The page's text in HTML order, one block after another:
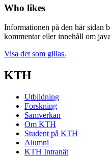
Who likes
Informationen på den här sidan
kommentar eller innehåll om
Visa det som gillas.
KTH
Utbildning
Forskning
Samverkan
Om KTH
Student på KTH
Alumni
KTH Intranät